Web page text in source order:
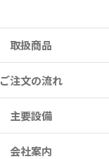
取扱商品
ご注文の流れ
主要設備
会社案内